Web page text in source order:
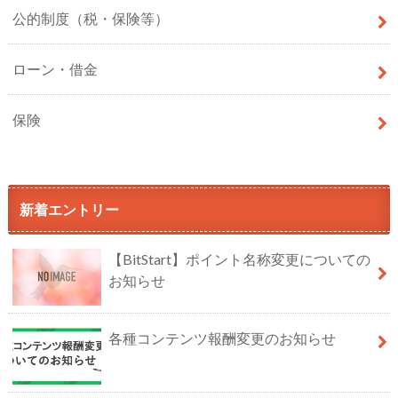
公的制度（税・保険等）
ローン・借金
保険
新着エントリー
【BitStart】ポイント名称変更についての
お知らせ
各種コンテンツ報酬変更のお知らせ